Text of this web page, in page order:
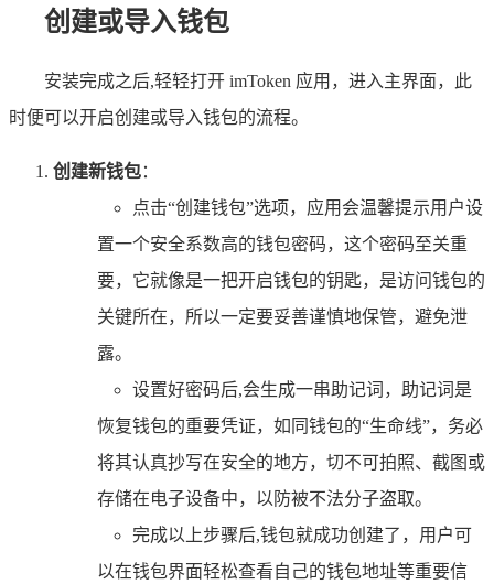
创建或导入钱包
安装完成之后,轻轻打开 imToken 应用，进入主界面，此
时便可以开启创建或导入钱包的流程。
创建新钱包：
点击“创建钱包”选项，应用会温馨提示用户设
置一个安全系数高的钱包密码，这个密码至关重
要，它就像是一把开启钱包的钥匙，是访问钱包的
关键所在，所以一定要妥善谨慎地保管，避免泄
露。
设置好密码后,会生成一串助记词，助记词是
恢复钱包的重要凭证，如同钱包的“生命线”，务必
将其认真抄写在安全的地方，切不可拍照、截图或
存储在电子设备中，以防被不法分子盗取。
完成以上步骤后,钱包就成功创建了，用户可
以在钱包界面轻松查看自己的钱包地址等重要信